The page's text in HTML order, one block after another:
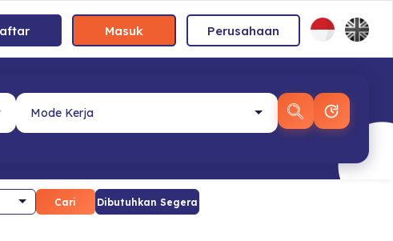
Masuk Perusahaan
Cari Dibutuhkan Segera